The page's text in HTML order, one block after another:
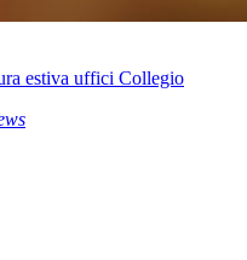
estiva uffici Collegio